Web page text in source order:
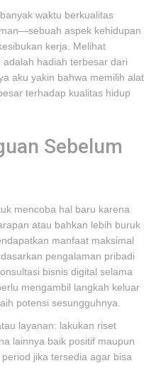
waktu berkualitas
aspek kehidupan
kerja. Melihat
hadiah terbesar dari
aku yakin bahwa memilih alat
terhadap kualitas hidup
Sebelum
mencoba hal baru karena
atau bahkan lebih buruk
manfaat maksimal
pengalaman pribadi
bisnis digital selama
mengambil langkah keluar
potensi sesungguhnya.
layanan: lakukan riset
lainnya baik positif maupun
jika tersedia agar bisa